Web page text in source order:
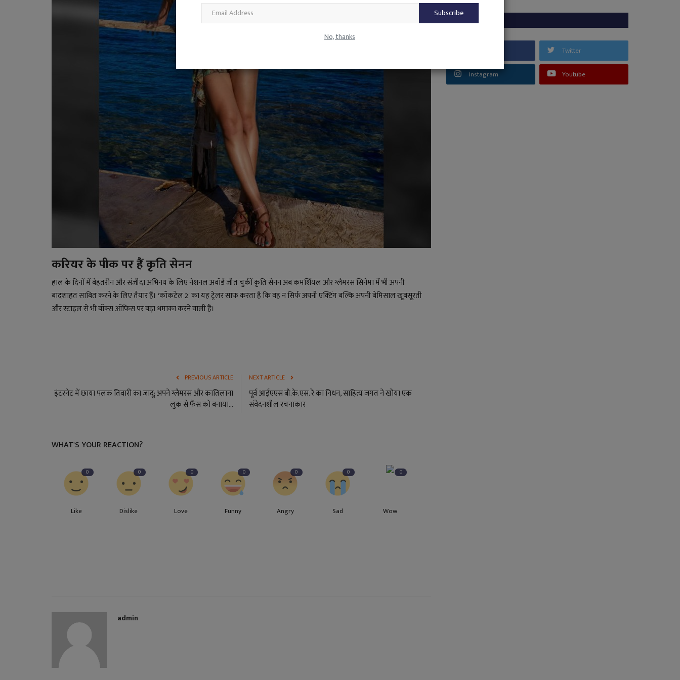
Subscribe
No, thanks
करियर के पीक पर हैं कृति सेनन
हाल के दिनों में बेहतरीन और संजीदा अभिनय के लिए नेशनल अवॉर्ड जीत चुकीं कृति सेनन अब कमर्शियल और ग्लैमरस सिनेमा में भी अपनी
बादशाहत साबित करने के लिए तैयार हैं। 'कॉकटेल 2' का यह ट्रेलर साफ करता है कि वह न सिर्फ अपनी एक्टिंग बल्कि अपनी बेमिसाल खूबसूरती
और स्टाइल से भी बॉक्स ऑफिस पर बड़ा धमाका करने वाली हैं।
PREVIOUS ARTICLE
इंटरनेट में छाया पलक तिवारी का जादू; अपने ग्लैमरस और कातिलाना
लुक से फैंस को बनाया...
NEXT ARTICLE
पूर्व आईएएस बी.के.एस. रे का निधन, साहित्य जगत ने खोया एक
संवेदनशील रचनाकार
WHAT'S YOUR REACTION?
0
Like
0
Dislike
0
Love
0
Funny
0
Angry
0
Sad
0
Wow
admin
Twitter
Instagram Youtube